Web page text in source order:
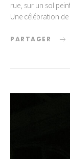
rue, sur un sol
Une célébration
PARTAGER